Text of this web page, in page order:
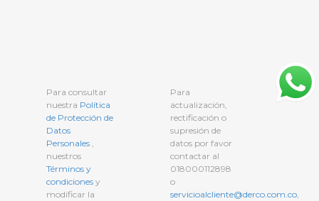
Para consultar
nuestra Política
de Protección de
Datos
Personales ,
nuestros
Términos y
condiciones y
modificar la
Para
actualización,
rectificación o
supresión de
datos por favor
contactar al
018000112898
o
servicioalcliente@derco.com.co,